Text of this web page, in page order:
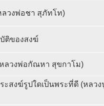
ลวงพ่อชา สุภัทโท)
บัติของสงฆ์
ลวงพ่อกัณหา สุขกาโม)
ะสงฆ์รูปใดเป็นพระที่ดี (หลว